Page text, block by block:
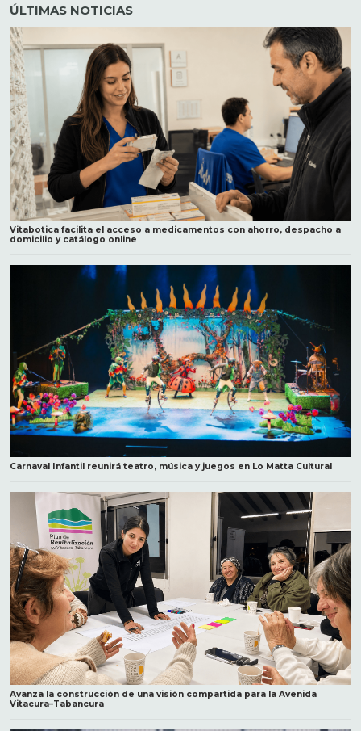
ÚLTIMAS NOTICIAS
Vitabotica facilita el acceso a medicamentos con ahorro, despacho a
domicilio y catálogo online
Carnaval Infantil reunirá teatro, música y juegos en Lo Matta Cultural
Avanza la construcción de una visión compartida para la Avenida
Vitacura–Tabancura